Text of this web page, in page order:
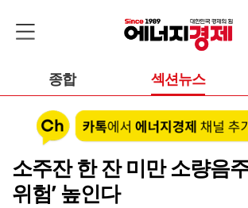
종합 섹션뉴스
소주잔 한 잔 미만 소량음
위험’ 높인다